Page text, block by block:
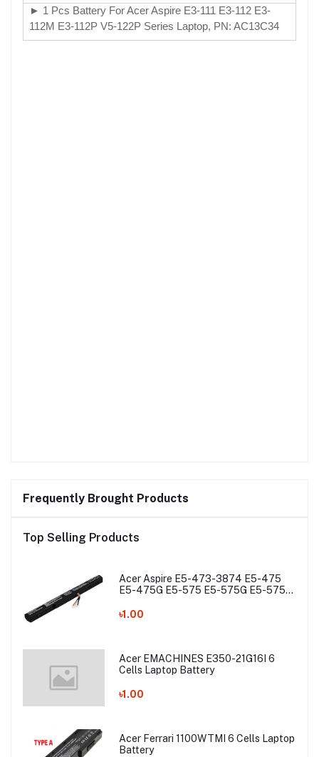
► 1 Pcs Battery For Acer Aspire E3-111 E3-112 E3-
112M E3-112P V5-122P Series Laptop, PN: AC13C34
Frequently Brought Products
Top Selling Products
Acer Aspire E5-473-3874 E5-475
E5-475G E5-575 E5-575G E5-575T
Battery
৳1.00
Acer EMACHINES E350-21G16I 6
Cells Laptop Battery
৳1.00
Acer Ferrari 1100WTMI 6 Cells Laptop
Battery